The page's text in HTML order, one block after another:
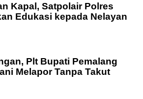
Kapal, Satpolair Polres
Edukasi kepada Nelayan
Plt Bupati Pemalang
Melapor Tanpa Takut